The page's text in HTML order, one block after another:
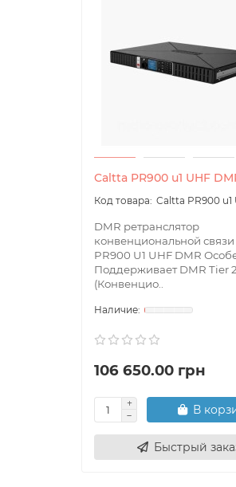
Caltta PR900 u1 UHF
Caltta PR900 u1
DMR ретранслятор
конвенциональной
PR900 U1 UHF DMR
Поддерживает DMR Tier 2
(Конвенцио..
106 650.00 грн
В
Быстрый